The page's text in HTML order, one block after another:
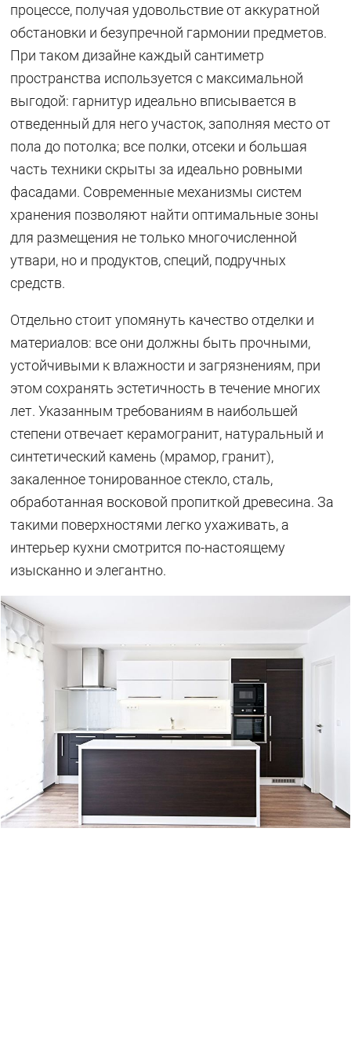
процессе, получая удовольствие от аккуратной
обстановки и безупречной гармонии предметов.
При таком дизайне каждый сантиметр
пространства используется с максимальной
выгодой: гарнитур идеально вписывается в
отведенный для него участок, заполняя место от
пола до потолка; все полки, отсеки и большая
часть техники скрыты за идеально ровными
фасадами. Современные механизмы систем
хранения позволяют найти оптимальные зоны
для размещения не только многочисленной
утвари, но и продуктов, специй, подручных
средств.
Отдельно стоит упомянуть качество отделки и
материалов: все они должны быть прочными,
устойчивыми к влажности и загрязнениям, при
этом сохранять эстетичность в течение многих
лет. Указанным требованиям в наибольшей
степени отвечает керамогранит, натуральный и
синтетический камень (мрамор, гранит),
закаленное тонированное стекло, сталь,
обработанная восковой пропиткой древесина. За
такими поверхностями легко ухаживать, а
интерьер кухни смотрится по-настоящему
изысканно и элегантно.